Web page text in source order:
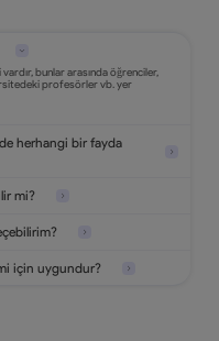
herhangi bir fayda
mi?
için uygundur?